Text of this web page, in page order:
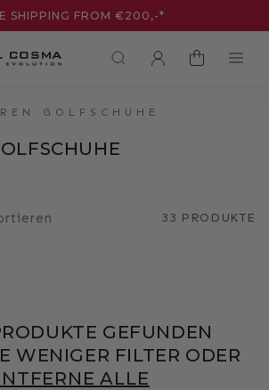
SHIPPING FROM €200,-*
EINLOGGEN
WARENKORB
GOLFSCHUHE
33 PRODUKTE
GEFUNDEN
WENIGER FILTER ODER
ALLE